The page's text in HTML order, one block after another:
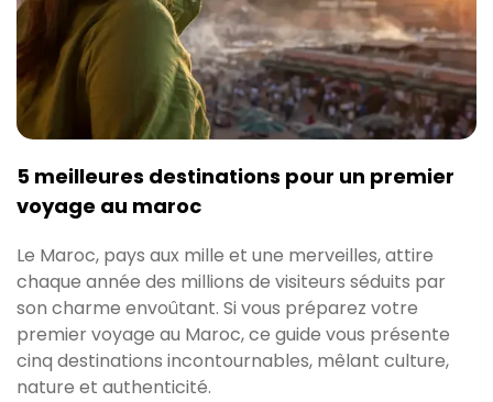
5 meilleures destinations pour un premier
voyage au maroc
Le Maroc, pays aux mille et une merveilles, attire
chaque année des millions de visiteurs séduits par
son charme envoûtant. Si vous préparez votre
premier voyage au Maroc, ce guide vous présente
cinq destinations incontournables, mêlant culture,
nature et authenticité.